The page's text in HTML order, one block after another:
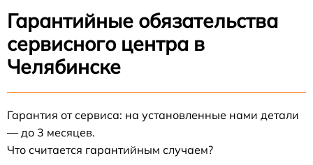
Гарантийные обязательства
сервисного центра в
Челябинске
Гарантия от сервиса: на установленные нами детали
— до 3 месяцев.
Что считается гарантийным случаем?